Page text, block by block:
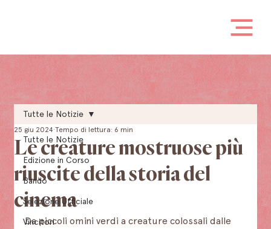
Tutte le Notizie
Edizione in Corso
Bando
Selezione Ufficiale
Vincitori
Tutte le Notizie
Le creature mostruose più
riuscite della storia del
cinema
25 giu 2024 Tempo di lettura: 6 min
Da piccoli omini verdi a creature colossali dalle